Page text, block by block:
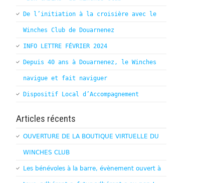
De l’initiation à la croisière avec le
Winches Club de Douarnenez
INFO LETTRE FÉVRIER 2024
Depuis 40 ans à Douarnenez, le Winches
navigue et fait naviguer
Dispositif Local d’Accompagnement
Articles récents
OUVERTURE DE LA BOUTIQUE VIRTUELLE DU
WINCHES CLUB
Les bénévoles à la barre, évènement ouvert à